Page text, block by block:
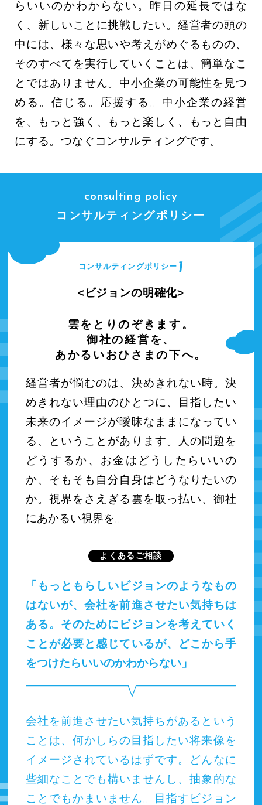
らいいのかわからない。昨日の延長ではな
く、新しいことに挑戦したい。経営者の頭の
中には、様々な思いや考えがめぐるものの、
そのすべてを実行していくことは、簡単なこ
とではありません。中小企業の可能性を見つ
める。信じる。応援する。中小企業の経営
を、もっと強く、もっと楽しく、もっと自由
にする。つなぐコンサルティングです。
consulting policy
コンサルティングポリシー
コンサルティングポリシー 1
ビジョンの明確化
雲をとりのぞきます。
御社の経営を、
あかるいおひさまの下へ。
経営者が悩むのは、決めきれない時。決
めきれない理由のひとつに、目指したい
未来のイメージが曖昧なままになってい
る、ということがあります。人の問題を
どうするか、お金はどうしたらいいの
か、そもそも自分自身はどうなりたいの
か。視界をさえぎる雲を取っ払い、御社
にあかるい視界を。
よくあるご相談
「もっともらしいビジョンのようなもの
はないが、会社を前進させたい気持ちは
ある。そのためにビジョンを考えていく
ことが必要と感じているが、どこから手
をつけたらいいのかわからない」
会社を前進させたい気持ちがあるという
ことは、何かしらの目指したい将来像を
イメージされているはずです。どんなに
些細なことでも構いませんし、抽象的な
ことでもかまいません。目指すビジョン